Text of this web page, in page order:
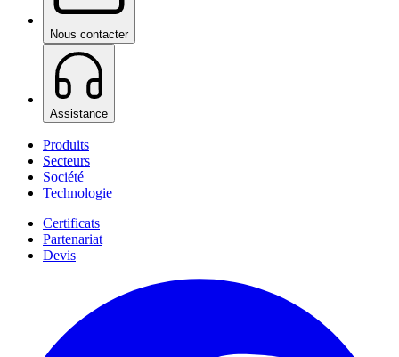
Nous contacter
Assistance
Produits
Secteurs
Société
Technologie
Certificats
Partenariat
Devis